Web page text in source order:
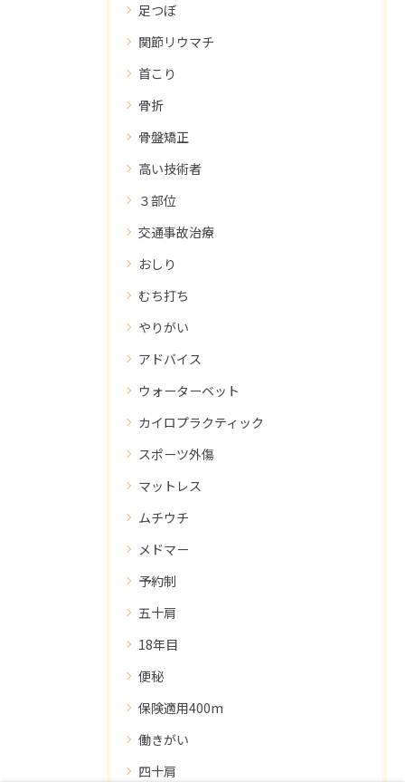
足つぼ
関節リウマチ
首こり
骨折
骨盤矯正
高い技術者
３部位
交通事故治療
おしり
むち打ち
やりがい
アドバイス
ウォーターベット
カイロプラクティック
スポーツ外傷
マットレス
ムチウチ
メドマー
予約制
五十肩
18年目
便秘
保険適用400m
働きがい
四十肩